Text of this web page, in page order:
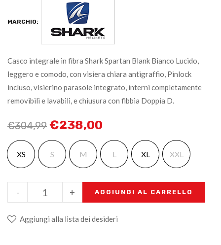
MARCHIO:
Casco integrale in fibra Shark Spartan Blank Bianco Lucido,
leggero e comodo, con visiera chiara antigraffio, Pinlock
incluso, visierino parasole integrato, interni completamente
removibili e lavabili, e chiusura con fibbia Doppia D.
€304,99 €238,00
XS S M L XL XXL
+
- AGGIUNGI AL CARRELLO
Aggiungi alla lista dei desideri